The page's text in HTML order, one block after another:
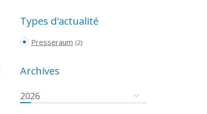
Types d'actualité
Presseraum (2)
Archives
2026